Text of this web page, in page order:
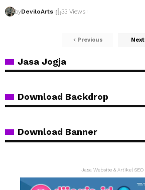
byDeviloArts 33 Views
Previous Next
Jasa Jogja
Download Backdrop
Download Banner
Jasa Website & Artikel SEO